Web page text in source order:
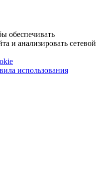
обеспечивать
и анализировать сетевой
использования